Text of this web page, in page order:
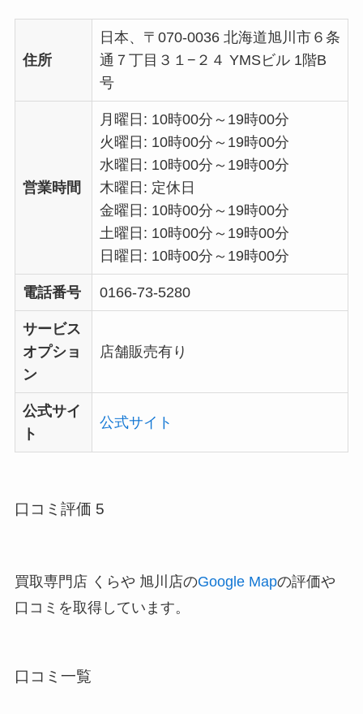
住所
日本、〒070-0036 北海道旭川市６条
通７丁目３１−２４ YMSビル 1階B
号
営業時間
月曜日: 10時00分～19時00分
火曜日: 10時00分～19時00分
水曜日: 10時00分～19時00分
木曜日: 定休日
金曜日: 10時00分～19時00分
土曜日: 10時00分～19時00分
日曜日: 10時00分～19時00分
電話番号 0166-73-5280
サービス
オプショ
ン
店舗販売有り
公式サイ
ト
公式サイト
口コミ評価 5
買取専門店 くらや 旭川店のGoogle Mapの評価や
口コミを取得しています。
口コミ一覧